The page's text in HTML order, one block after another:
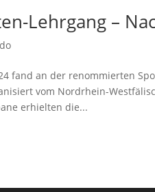
Lehrgang –
fand an der renommierten
vom Nordrhein-
erhielten die...